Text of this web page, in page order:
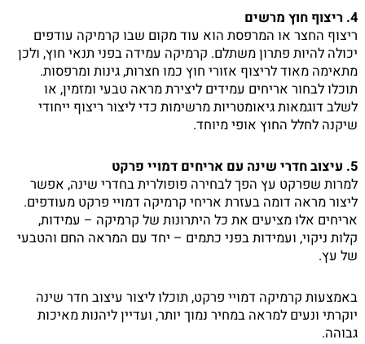
4. ריצוף חוץ מרשים
ריצוף החצר או המרפסת הוא עוד מקום שבו קרמיקה עודפים
יכולה להיות פתרון משתלם. קרמיקה עמידה בפני תנאי חוץ, ולכן
מתאימה מאוד לריצוף אזורי חוץ כמו חצרות, גינות ומרפסות.
תוכלו לבחור אריחים עמידים ליצירת מראה טבעי ומזמין, או
לשלב דוגמאות גיאומטריות מרשימות כדי ליצור ריצוף ייחודי
שיקנה לחלל החוץ אופי מיוחד.
5. עיצוב חדרי שינה עם אריחים דמויי פרקט
למרות שפרקט עץ הפך לבחירה פופולרית בחדרי שינה, אפשר
ליצור מראה דומה בעזרת אריחי קרמיקה דמויי פרקט מעודפים.
אריחים אלו מציעים את כל היתרונות של קרמיקה – עמידות,
קלות ניקוי, ועמידות בפני כתמים – יחד עם המראה החם והטבעי
של עץ.
באמצעות קרמיקה דמויי פרקט, תוכלו ליצור עיצוב חדר שינה
יוקרתי ונעים למראה במחיר נמוך יותר, ועדיין ליהנות מאיכות
גבוהה.